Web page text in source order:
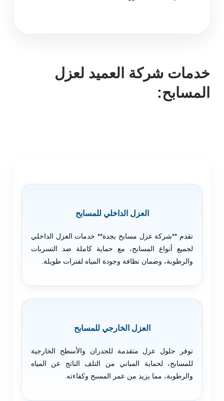
خدمات شركة العميد لعزل
المسابح:
العزل الداخلي للمسابح
تقدم **شركة عزل مسابح بجدة** خدمات العزل الداخلي
لجميع أنواع المسابح، مع حماية كاملة ضد التسربات
والرطوبة، وضمان نظافة وجودة المياه لفترات طويلة.
العزل الخارجي للمسابح
نوفر حلول عزل متقدمة للجدران والأسطح الخارجية
للمسابح، لحماية المباني من التلف الناتج عن المياه
والرطوبة، مما يزيد من عمر المسبح وكفاءته.